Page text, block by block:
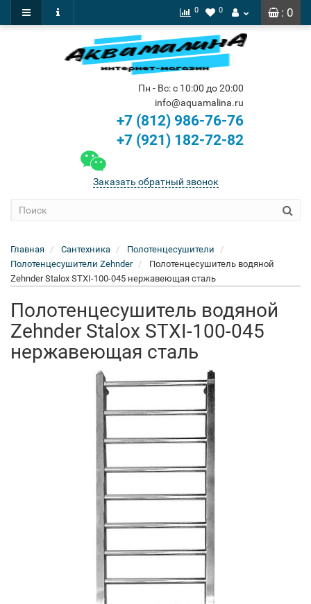
: 0
0 0
Пн - Вс: с 10:00 до 20:00
info@aquamalina.ru
+7 (812) 986-76-76
+7 (921) 182-72-82
Заказать обратный звонок
Главная Сантехника
Полотенцесушители
Полотенцесушители Zehnder
Полотенцесушитель водяной
Zehnder Stalox STXI-100-045 нержавеющая сталь
Полотенцесушитель водяной
Zehnder Stalox STXI-100-045
нержавеющая сталь